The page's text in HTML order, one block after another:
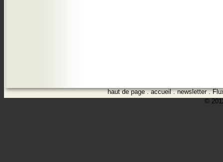
haut de page.accueil.newsletter.
©